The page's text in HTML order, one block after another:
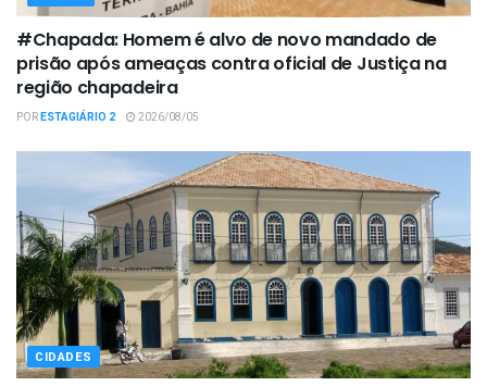
#Chapada: Homem é alvo de novo mandado de
prisão após ameaças contra oficial de Justiça na
região chapadeira
PORESTAGIÁRIO 2 2026/08/05
CIDADES